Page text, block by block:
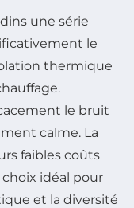
une série
le
thermique
le bruit
calme. La
faibles coûts
idéal pour
et la diversité